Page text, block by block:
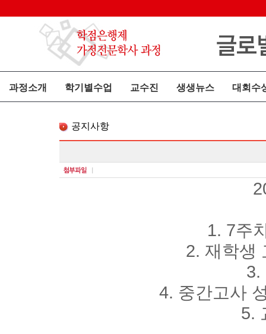
과정소개 학기별수업 교수진 생생뉴스 대회수
공지사항
1. 7주
2. 재학생
3.
4. 중간고사
5.